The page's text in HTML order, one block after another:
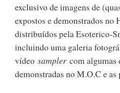
exclusivo de imagens de
expostos e demonstrados no
distribuídos pela Esoterico-
incluindo uma galeria
vídeo sampler com algumas
demonstradas no M.O.C e